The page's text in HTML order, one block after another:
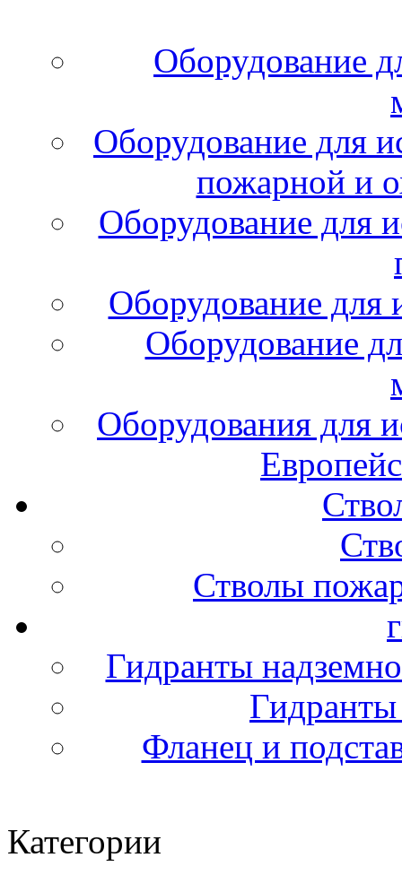
Оборудование
Оборудование для
пожарной и
Оборудование для
Оборудование для
Оборудование
Оборудования для
Стволы
Гидранты
Фланец и
Категории